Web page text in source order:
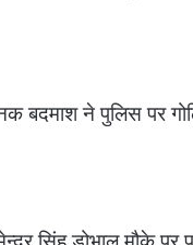
बदमाश ने पुलिस पर